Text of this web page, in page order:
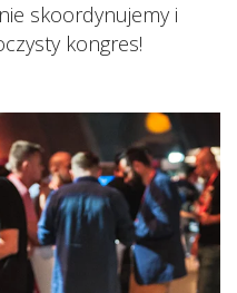
skoordynujemy i
kongres!